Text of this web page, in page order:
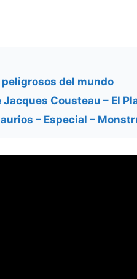
del mundo
Cousteau – El
– Especial –